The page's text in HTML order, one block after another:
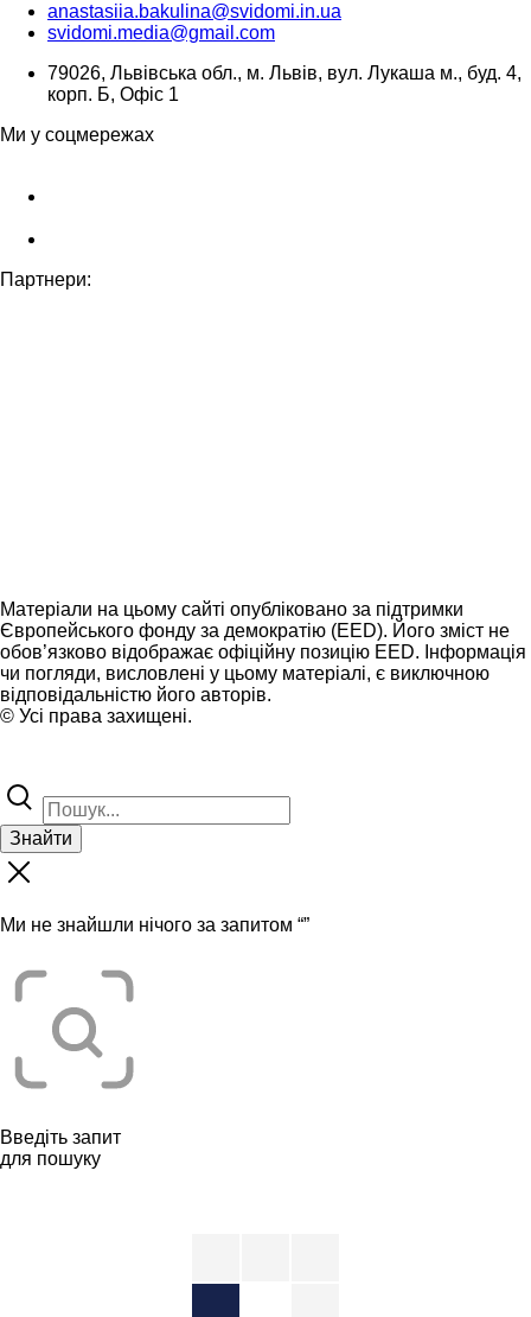
anastasiia.bakulina@svidomi.in.ua
svidomi.media@gmail.com
79026, Львівська обл., м. Львів, вул. Лукаша м., буд. 4,
корп. Б, Офіс 1
Ми у соцмережах
Партнери:
Матеріали на цьому сайті опубліковано за підтримки
Європейського фонду за демократію (EED). Його зміст не
обов’язково відображає офіційну позицію EED. Інформація
чи погляди, висловлені у цьому матеріалі, є виключною
відповідальністю його авторів.
© Усі права захищені.
Знайти
Ми не знайшли нічого за запитом “”
Введіть запит
для пошуку